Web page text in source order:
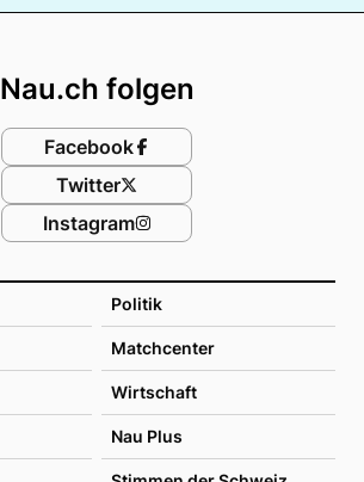
Politik
Matchcenter
Wirtschaft
Nau Plus
Nau.ch folgen
Facebook
Twitter
Instagram